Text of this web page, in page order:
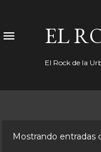
EL
El Rock de la
Mostrando entradas